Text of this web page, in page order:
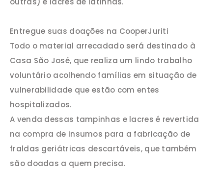
Entregue suas doações na CooperJuriti
Todo o material arrecadado será destinado à
Casa São José, que realiza um lindo trabalho
voluntário acolhendo famílias em situação de
vulnerabilidade que estão com entes
hospitalizados.
A venda dessas tampinhas e lacres é revertida
na compra de insumos para a fabricação de
fraldas geriátricas descartáveis, que também
são doadas a quem precisa.